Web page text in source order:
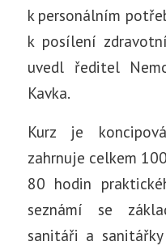
k personálním
k posílení
uvedl ředitel
Kavka.
Kurz je
zahrnuje celkem
80 hodin
seznámí se
sanitáři a